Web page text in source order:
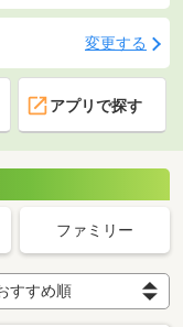
変更する
アプリで探す
ファミリー